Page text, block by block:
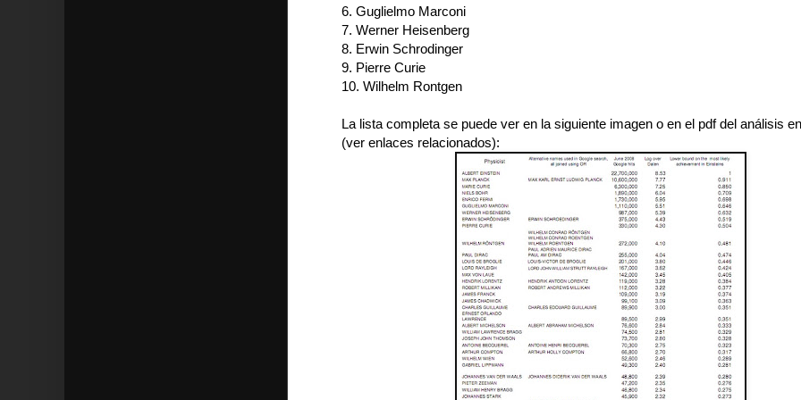
6. Guglielmo Marconi
7. Werner Heisenberg
8. Erwin Schrodinger
9. Pierre Curie
10. Wilhelm Rontgen
La lista completa se puede ver en la siguiente imagen o en el pdf del análisis
(ver enlaces relacionados):